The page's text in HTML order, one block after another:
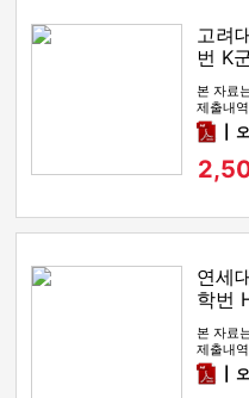
고려
번 K
본 자료
제출내
WOT 분
pdf
연세
학번
본 자료
제출내
WOT 분
pdf